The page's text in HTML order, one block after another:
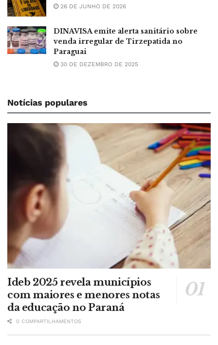
26 DE JUNHO DE 2026
DINAVISA emite alerta sanitário sobre
venda irregular de Tirzepatida no
Paraguai
30 DE DEZEMBRO DE 2025
Notícias populares
Ideb 2025 revela municípios
com maiores e menores notas
da educação no Paraná
0 COMPARTILHAMENTOS